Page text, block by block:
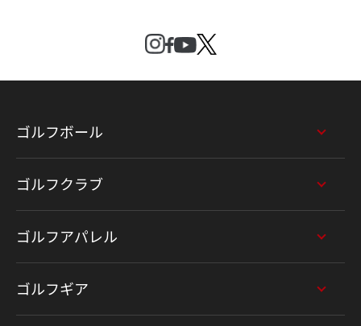
ゴルフボール
ゴルフクラブ
ゴルフアパレル
ゴルフギア